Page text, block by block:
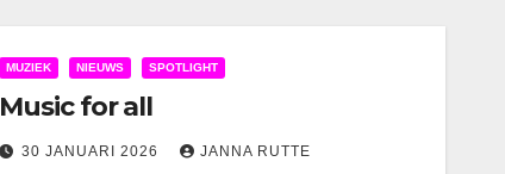
MUZIEK NIEUWS SPOTLIGHT
Music for all
30 JANUARI 2026 JANNA RUTTE